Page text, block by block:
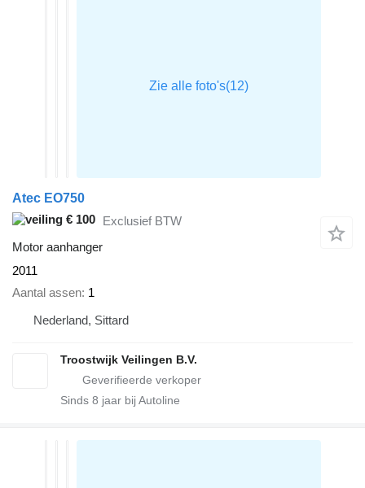
Atec EO750
€ 100 Exclusief BTW
Motor aanhanger
2011
Aantal assen 1
Nederland, Sittard
Troostwijk Veilingen B.V.
Sinds 8 jaar bij Autoline